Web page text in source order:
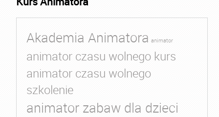
Akademia Animatora animator
animator czasu wolnego kurs
animator czasu wolnego
szkolenie
animator zabaw dla dzieci